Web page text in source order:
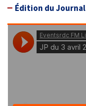
Édition du Journal